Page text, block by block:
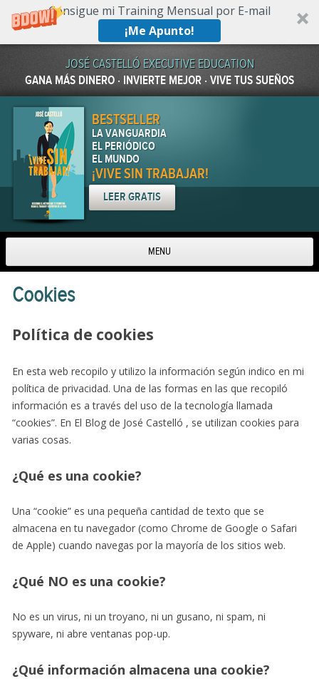
Consigue mi Training Mensual por E-mail
¡Me Apunto!
JOSÉ CASTELLÓ EXECUTIVE EDUCATION
GANA MÁS DINERO · INVIERTE MEJOR · VIVE TUS SUEÑOS
BESTSELLER
LA VANGUARDIA
EL PERIÓDICO
EL MUNDO
¡VIVE SIN TRABAJAR!
LEER GRATIS
MENU
Skip to content
Cookies
Política de cookies
En esta web recopilo y utilizo la información según indico en mi
política de privacidad. Una de las formas en las que recopiló
información es a través del uso de la tecnología llamada
“cookies”. En El Blog de José Castelló , se utilizan cookies para
varias cosas.
¿Qué es una cookie?
Una “cookie” es una pequeña cantidad de texto que se
almacena en tu navegador (como Chrome de Google o Safari
de Apple) cuando navegas por la mayoría de los sitios web.
¿Qué NO es una cookie?
No es un virus, ni un troyano, ni un gusano, ni spam, ni
spyware, ni abre ventanas pop-up.
¿Qué información almacena una cookie?